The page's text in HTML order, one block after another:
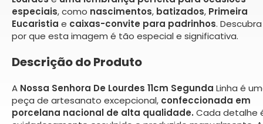
especiais, como nascimentos, batizados, Primeira
Eucaristia e caixas-convite para padrinhos. Descubra
por que esta imagem é tão especial e significativa.
Descrição do Produto
A Nossa Senhora De Lourdes 11cm Segunda Linha é
peça de artesanato excepcional, confeccionada em
porcelana nacional de alta qualidade. Cada detalhe